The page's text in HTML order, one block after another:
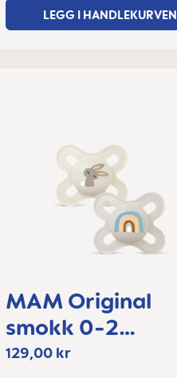
LEGG I HANDLEKURVEN
MAM Original
smokk 0-2
måneder
129,00 kr